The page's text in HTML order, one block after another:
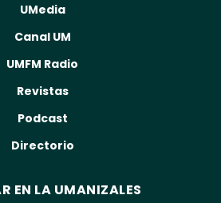
UMedia
Canal UM
UMFM Radio
Revistas
Podcast
Directorio
EN LA UMANIZALES